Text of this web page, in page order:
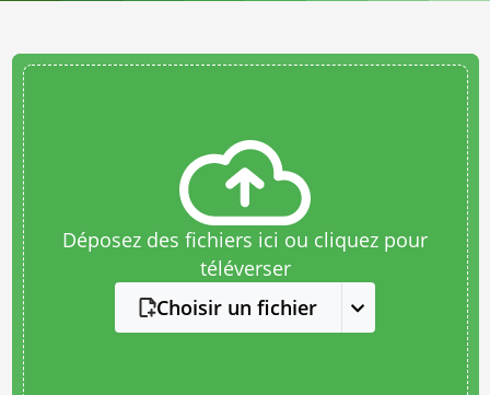
Déposez des fichiers ici ou cliquez pour
téléverser
Choisir un fichier